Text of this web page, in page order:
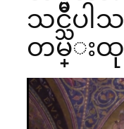
သင္သိပါသ
တမ္း